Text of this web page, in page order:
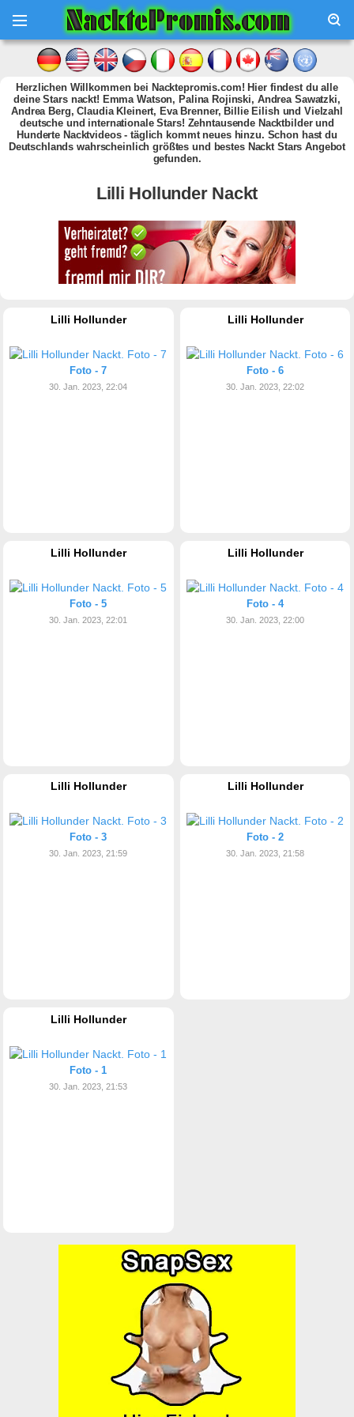
Herzlichen Willkommen bei Nacktepromis.com! Hier findest du alle
deine Stars nackt! Emma Watson, Palina Rojinski, Andrea Sawatzki,
Andrea Berg, Claudia Kleinert, Eva Brenner, Billie Eilish und Vielzahl
deutsche und internationale Stars! Zehntausende Nacktbilder und
Hunderte Nacktvideos - täglich kommt neues hinzu. Schon hast du
Deutschlands wahrscheinlich größtes und bestes Nackt Stars Angebot
gefunden.
Lilli Hollunder Nackt
Lilli Hollunder
Foto - 7
30. Jan. 2023, 22:04
Lilli Hollunder
Foto - 6
30. Jan. 2023, 22:02
Lilli Hollunder
Foto - 5
30. Jan. 2023, 22:01
Lilli Hollunder
Foto - 4
30. Jan. 2023, 22:00
Lilli Hollunder
Foto - 3
30. Jan. 2023, 21:59
Lilli Hollunder
Foto - 2
30. Jan. 2023, 21:58
Lilli Hollunder
Foto - 1
30. Jan. 2023, 21:53